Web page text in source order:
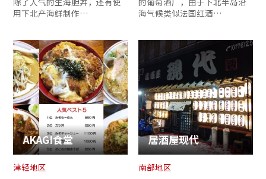
用下北产海鲜制作…
海气候类似法国红酒…
AKAGI食堂
津轻地区
居酒屋现代
南部地区